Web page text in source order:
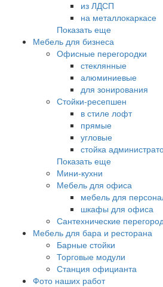
из ЛДСП
на металлокаркасе
Показать еще
Мебель для бизнеса
Офисные перегородки
стеклянные
алюминиевые
для зонирования
Стойки-ресепшен
в стиле лофт
прямые
угловые
стойка
Показать еще
Мини-кухни
Мебель для офиса
мебель для
шкафы для офиса
Сантехнические
Мебель для бара и ресторана
Барные стойки
Торговые модули
Станция официанта
Фото наших работ